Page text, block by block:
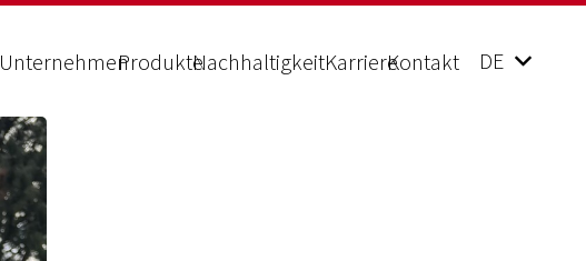
UnternehmenProdukteNachhaltigkeitKarriereKontakt DE